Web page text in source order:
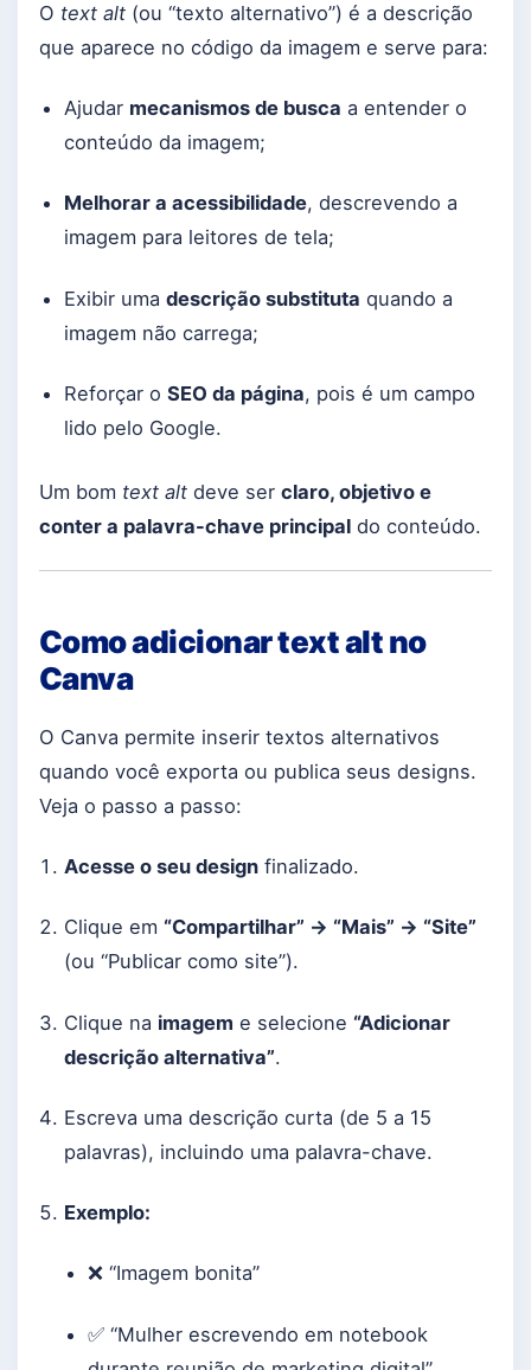
O text alt (ou “texto alternativo”) é a descrição
que aparece no código da imagem e serve para:
Ajudar mecanismos de busca a entender o
conteúdo da imagem;
Melhorar a acessibilidade, descrevendo a
imagem para leitores de tela;
Exibir uma descrição substituta quando a
imagem não carrega;
Reforçar o SEO da página, pois é um campo
lido pelo Google.
Um bom text alt deve ser claro, objetivo e
conter a palavra-chave principal do conteúdo.
Como adicionar text alt no
Canva
O Canva permite inserir textos alternativos
quando você exporta ou publica seus designs.
Veja o passo a passo:
Acesse o seu designfinalizado.
Clique em “Compartilhar” → “Mais” → “Site”
(ou “Publicar como site”).
Clique na imagem e selecione “Adicionar
descrição alternativa”.
Escreva uma descrição curta (de 5 a 15
palavras), incluindo uma palavra-chave.
Exemplo:
❌ “Imagem bonita”
✅ “Mulher escrevendo em notebook